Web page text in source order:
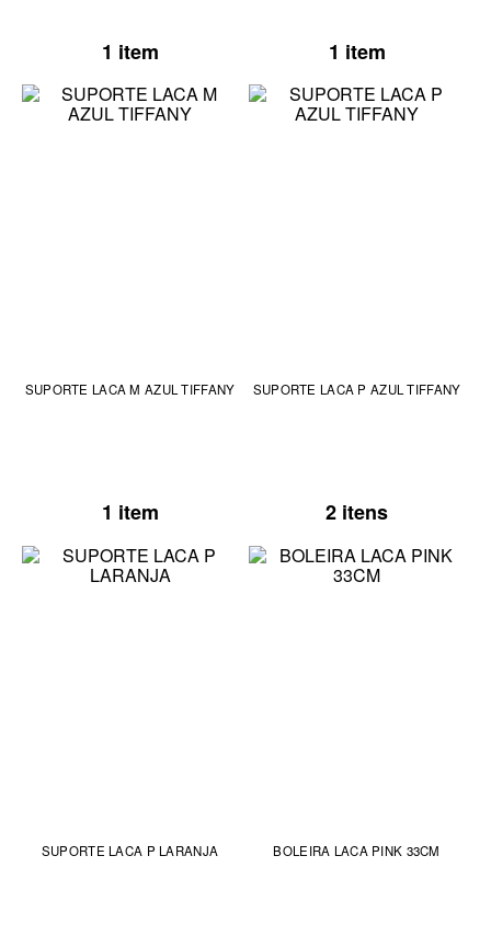
1 item 1 item
SUPORTE LACA M AZUL TIFFANY
1 item
SUPORTE LACA P AZUL TIFFANY
2 itens
SUPORTE LACA P LARANJA BOLEIRA LACA PINK 33CM